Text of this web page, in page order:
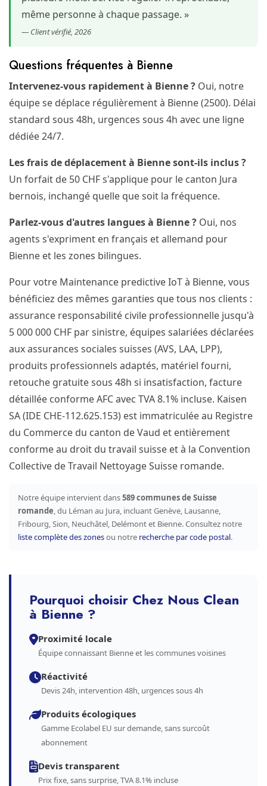
même personne à chaque passage. »
— Client vérifié, 2026
Questions fréquentes à Bienne
Intervenez-vous rapidement à Bienne ? Oui, notre
équipe se déplace régulièrement à Bienne (2500). Délai
standard sous 48h, urgences sous 4h avec une ligne
dédiée 24/7.
Les frais de déplacement à Bienne sont-ils inclus ?
Un forfait de 50 CHF s'applique pour le canton Jura
bernois, inchangé quelle que soit la fréquence.
Parlez-vous d'autres langues à Bienne ? Oui, nos
agents s'expriment en français et allemand pour
Bienne et les zones bilingues.
Pour votre Maintenance predictive IoT à Bienne, vous
bénéficiez des mêmes garanties que tous nos clients :
assurance responsabilité civile professionnelle jusqu'à
5 000 000 CHF par sinistre, équipes salariées déclarées
aux assurances sociales suisses (AVS, LAA, LPP),
produits professionnels adaptés, matériel fourni,
retouche gratuite sous 48h si insatisfaction, facture
détaillée conforme AFC avec TVA 8.1% incluse. Kaisen
SA (IDE CHE-112.625.153) est immatriculée au Registre
du Commerce du canton de Vaud et entièrement
conforme au droit du travail suisse et à la Convention
Collective de Travail Nettoyage Suisse romande.
Notre équipe intervient dans589 communes de Suisse
romande, du Léman au Jura, incluant Genève, Lausanne,
Fribourg, Sion, Neuchâtel, Delémont et Bienne. Consultez notre
liste complète des zonesou notre recherche par code postal.
Pourquoi choisir Chez Nous Clean
à Bienne ?
Proximité locale
Équipe connaissant Bienne et les communes voisines
Réactivité
Devis 24h, intervention 48h, urgences sous 4h
Produits écologiques
Gamme Ecolabel EU sur demande, sans surcoût
abonnement
Devis transparent
Prix fixe, sans surprise, TVA 8.1% incluse